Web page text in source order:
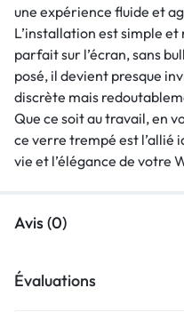
une expérience fluide et
L’installation est simple
parfait sur l’écran, sans
posé, il devient presque
discrète mais
Que ce soit au travail, en
ce verre trempé est l’allié
vie et l’élégance de votre
Avis (0)
Évaluations